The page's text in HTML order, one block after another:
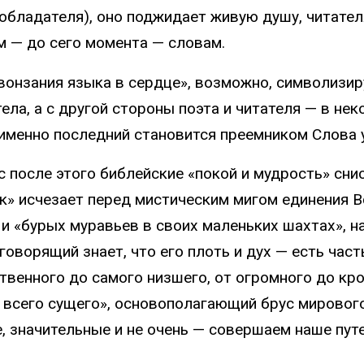
оно поджидает живую душу,
— до сего момента — словам.
языка в сердце», возможно,
а с другой стороны поэта и читателя — в
последний становится преемником Слова
после этого библейские «покой и мудрость»
исчезает перед мистическим мигом единения
«бурых муравьев в своих маленьких шахтах»,
знает, что его плоть и дух — есть
до самого низшего, от огромного до
всего сущего», основополагающий брус
значительные и не очень — совершаем наше